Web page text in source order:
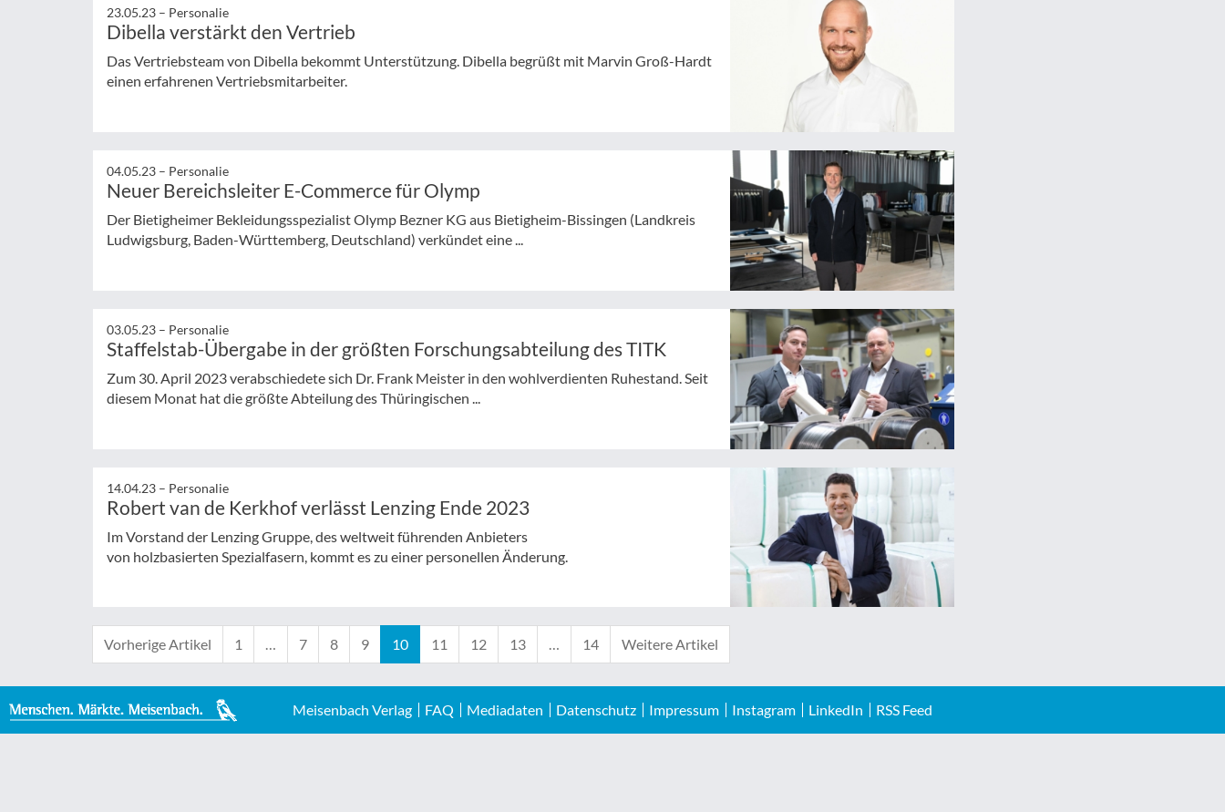
23.05.23 – Personalie
Dibella verstärkt den Vertrieb
Das Vertriebsteam von Dibella bekommt Unterstützung. Dibella begrüßt mit Marvin Groß-Hardt
einen erfahrenen Vertriebsmitarbeiter.
04.05.23 – Personalie
Neuer Bereichsleiter E-Commerce für Olymp
Der Bietigheimer Bekleidungsspezialist Olymp Bezner KG aus Bietigheim-Bissingen (Landkreis
Ludwigsburg, Baden-Württemberg, Deutschland) verkündet eine ...
03.05.23 – Personalie
Staffelstab-Übergabe in der größten Forschungsabteilung des TITK
Zum 30. April 2023 verabschiedete sich Dr. Frank Meister in den wohlverdienten Ruhestand. Seit
diesem Monat hat die größte Abteilung des Thüringischen ...
14.04.23 – Personalie
Robert van de Kerkhof verlässt Lenzing Ende 2023
Im Vorstand der Lenzing Gruppe, des weltweit führenden Anbieters
von holzbasierten Spezialfasern, kommt es zu einer personellen Änderung.
Vorherige Artikel 1 … 7 8 9 10 11 12 13 … 14 Weitere Artikel
Meisenbach Verlag FAQ Mediadaten Datenschutz Impressum Instagram LinkedIn RSS Feed